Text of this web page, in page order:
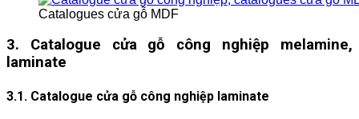
Catalogues cửa gỗ MDF
3. Catalogue cửa gỗ công nghiệp melamine,
laminate
3.1. Catalogue cửa gỗ công nghiệp laminate